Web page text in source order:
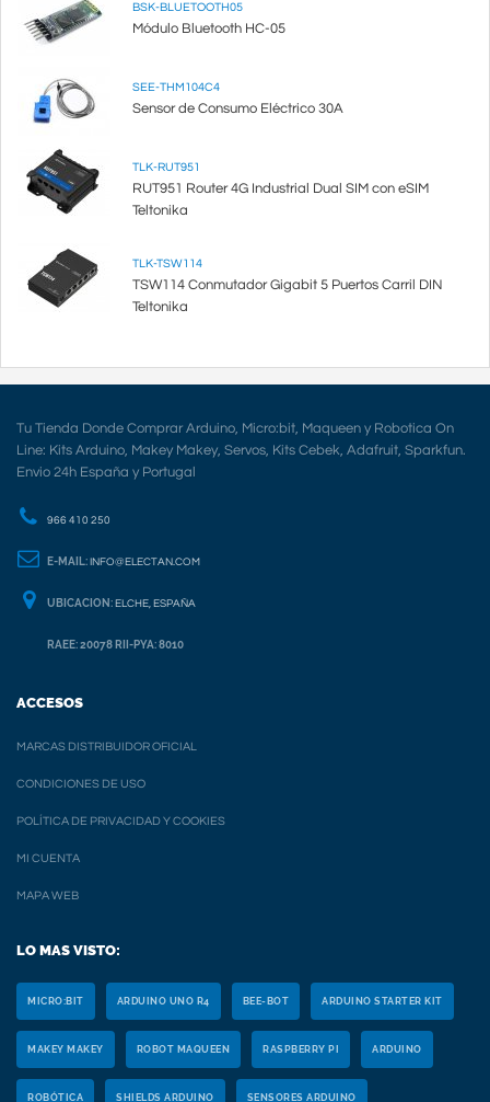
BSK-BLUETOOTH05
Módulo Bluetooth HC-05
SEE-THM104C4
Sensor de Consumo Eléctrico 30A
TLK-RUT951
RUT951 Router 4G Industrial Dual SIM con eSIM
Teltonika
TLK-TSW114
TSW114 Conmutador Gigabit 5 Puertos Carril DIN
Teltonika
Tu Tienda Donde Comprar Arduino, Micro:bit, Maqueen y Robotica On
Line: Kits Arduino, Makey Makey, Servos, Kits Cebek, Adafruit, Sparkfun.
Envio 24h España y Portugal
966 410 250
E-MAIL: INFO@ELECTAN.COM
UBICACION: ELCHE, ESPAÑA
RAEE: 20078 RII-PYA: 8010
ACCESOS
MARCAS DISTRIBUIDOR OFICIAL
CONDICIONES DE USO
POLÍTICA DE PRIVACIDAD Y COOKIES
MI CUENTA
MAPA WEB
LO MAS VISTO:
MICRO:BIT ARDUINO UNO R4 BEE-BOT ARDUINO STARTER KIT
MAKEY MAKEY ROBOT MAQUEEN RASPBERRY PI ARDUINO
ROBÓTICA SHIELDS ARDUINO SENSORES ARDUINO